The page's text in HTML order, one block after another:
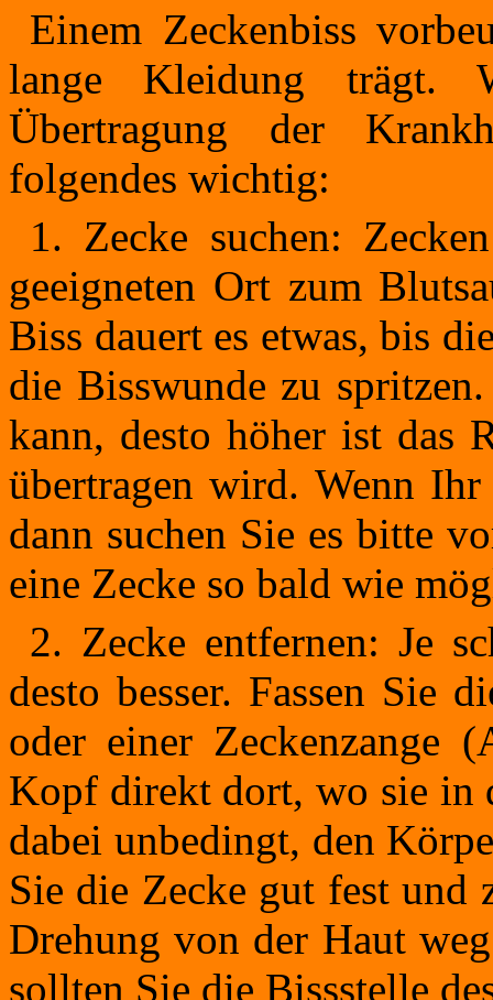
Einem Zeckenbiss
lange Kleidung trägt.
Übertragung der
folgendes wichtig:
1. Zecke suchen:
geeigneten Ort zum
Biss dauert es etwas, bis
die Bisswunde zu
kann, desto höher ist das
übertragen wird. Wenn
dann suchen Sie es bitte
eine Zecke so bald wie
2. Zecke entfernen: Je
desto besser. Fassen Sie
oder einer Zeckenzange
Kopf direkt dort, wo sie in
dabei unbedingt, den
Sie die Zecke gut fest und
Drehung von der Haut
sollten Sie die Bissstelle